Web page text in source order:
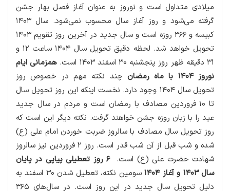
میلادی متداول است و نوروز به عنوان آغاز فصل بهار جشن
گرفته می‌شود و روز آغاز سال محسوب نمی‌شود. سال ۱۴۰۳
کبیسه و ۳۶۶ روزه است و سال جدید در آخرین روز تقویم ۱۴۰۳
تحویل خواهد شد. لحظه دقیق تحویل سال ۱۴۰۴ ساعت ۱۲ و
۳۱ دقیقه ظهر روز پنجشنبه ۳۰ اسفند ۱۴۰۳ است.
همزمانی ایام
نوروز ۱۴۰۴ با ماه رمضان
چند نکته مهم در خصوص روز
تحویل سال ۱۴۰۴ وجود دارد. نخست اینکه این روز تحویل سال
تا ۱۰ فروردین مصادف با رمضان است و مردم در سال جدید
عید را با زبان روزه جشن خواهند گرفت. نکته دیگر این است که
روز تحویل سال مصادف با سالروز ضربت خوردن امام علی (ع)
شده و شب قبل از آن شب قدر است. روز ۲ فروردین نیز سالروز
شهادت حضرت علی (ع) است.
۶ روز تعطیلی پیاپی در پایان
سال ۱۴۰۳ و آغاز ۱۴۰۴
سومین نکته، تعطیل شدن ۳۰ اسفند به
دلیل تحویل سال جدید در این روز است. در سال‌های ۳۶۵